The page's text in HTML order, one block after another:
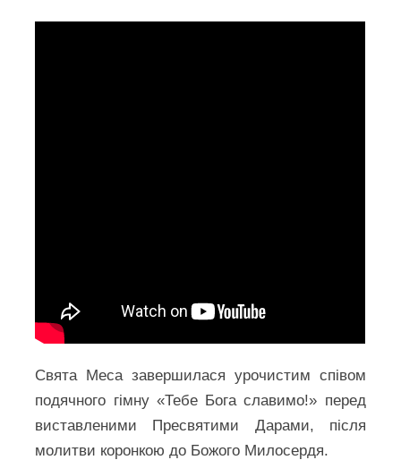
Свята Меса завершилася урочистим співом
подячного гімну «Тебе Бога славимо!» перед
виставленими Пресвятими Дарами, після
молитви коронкою до Божого Милосердя.